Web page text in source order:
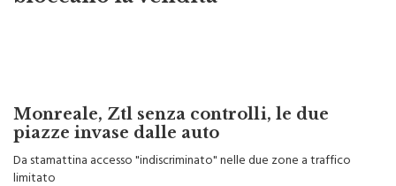
piazze invase dalle auto
Da stamattina accesso "indiscriminato" nelle due zone a traffico
limitato